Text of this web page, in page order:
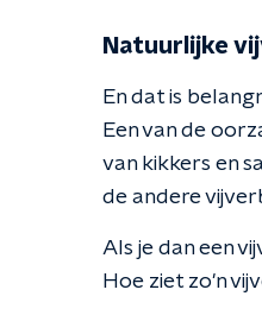
Natuurlijke
En dat is
Een van de
van kikkers en
de andere
Als je dan een
Hoe ziet zo'n